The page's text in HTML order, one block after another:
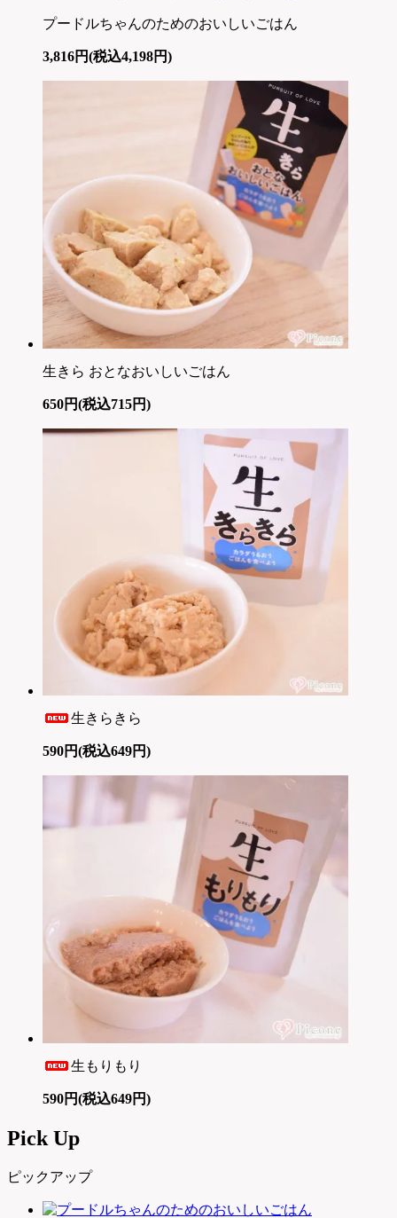
プードルちゃんのためのおいしいごはん
3,816円(税込4,198円)
生きら おとなおいしいごはん
650円(税込715円)
生きらきら
590円(税込649円)
生もりもり
590円(税込649円)
Pick Up
ピックアップ